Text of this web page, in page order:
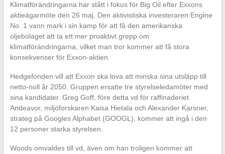
Klimatförändringarna har stått i fokus för Big Oil efter Exxons
aktieägarmöte den 26 maj. Den aktivistiska investeraren Engine
No. 1 vann mark i sin kamp för att få den amerikanska
oljebolaget att ta ett mer proaktivt grepp om
klimatförändringarna, vilket man tror kommer att få stora
konsekvenser för Exxon-aktien.
Hedgefonden vill att Exxon ska lova att minska sina utsläpp till
netto-noll år 2050. Gruppen ersatte tre styrelseledamöter med
sina kandidater. Greg Goff, före detta vd för raffinaderiet
Andeavor, miljöforskaren Kaisa Hietala och Alexander Karsner,
strateg på Googles Alphabet (GOOGL), kommer att ingå i den
12 personer starka styrelsen.
Woods omvaldes till vd, även om han troligen kommer att